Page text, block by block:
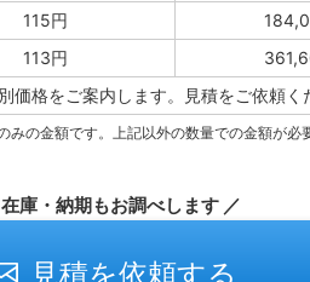
115円
113円
価格をご案内します。 見積をご依頼く
みの金額です。上記以外の数量での金額が必
在庫・納期もお調べします ／
見積を依頼する